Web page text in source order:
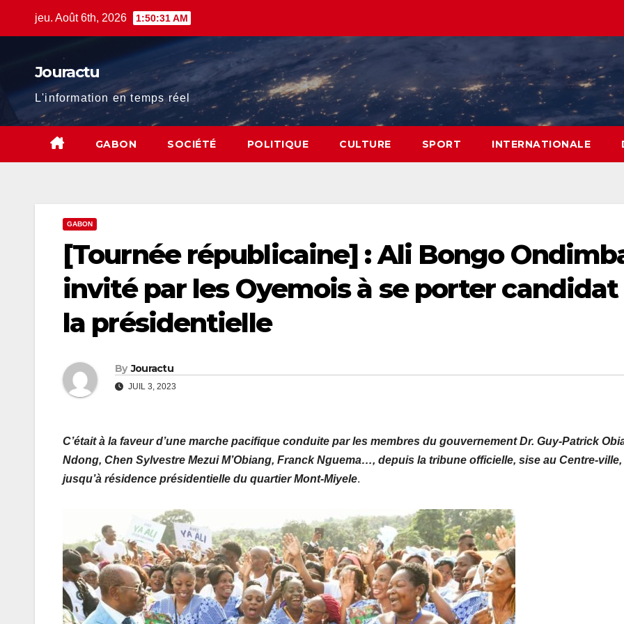
jeu. Août 6th, 2026 1:50:33 AM
Jouractu
L'information en temps réel
GABON SOCIÉTÉ POLITIQUE CULTURE SPORT INTERNATIONALE
GABON
[Tournée républicaine] : Ali Bongo
invité par les Oyemois à se porter candidat
la présidentielle
By Jouractu
JUIL 3, 2023
C’était à la faveur d’une marche pacifique conduite par les membres du gouvernement Dr. Guy-Patrick
Ndong, Chen Sylvestre Mezui M’Obiang, Franck Nguema…, depuis la tribune officielle, sise au Centre-ville,
jusqu’à résidence présidentielle du quartier Mont-Miyele.